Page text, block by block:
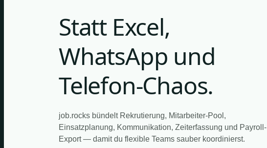
Statt Excel,
WhatsApp und
Telefon-Chaos.
job.rocks bündelt Rekrutierung, Mitarbeiter-Pool,
Einsatzplanung, Kommunikation, Zeiterfassung und Payroll-
Export — damit du flexible Teams sauber koordinierst.